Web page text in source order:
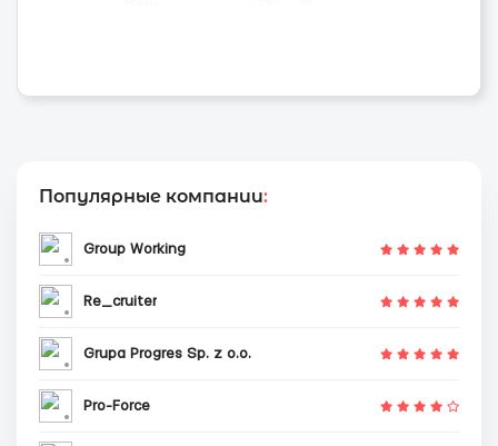
Популярные компании:
Group Working
Re_cruiter
Grupa Progres Sp. z o.o.
Pro-Force